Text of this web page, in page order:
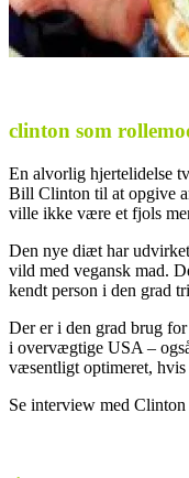
clinton som
En alvorlig hjertelidelse
Bill Clinton til at opgive
ville ikke være et fjols
Den nye diæt har
vild med vegansk mad.
kendt person i den grad
Der er i den grad brug
i overvægtige USA –
væsentligt optimeret, hvis
Se interview med Clinton